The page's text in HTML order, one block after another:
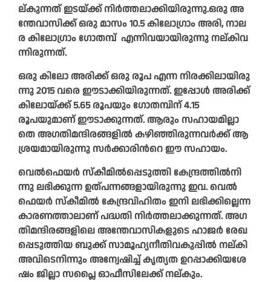
ല്കു​ന്ന​ത് ഇ​ട​യ്ക്ക് നി​ർ​ത്ത​ലാ​ക്കി​യി​രു​ന്നു.ഒ​രു അ​
ന്തേ​വാ​സി​ക്ക് ഒ​രു മാ​സം 10.5 കി​ലോ​ഗ്രാം അ​രി, നാ​ല​
ര കി​ലോ​ഗ്രാം ഗോതമ്പ് എ​ന്നി​വ​യാ​യി​രു​ന്നു ന​ല്കി​വ​
ന്നി​രു​ന്ന​ത്.
ഒ​രു കി​ലോ അ​രി​ക്ക് ഒ​രു രൂ​പ എ​ന്ന നി​ര​ക്കി​ലാ​യി​രു​
ന്നു 2015 വ​രെ ഈ​ടാ​ക്കി​യി​രു​ന്ന​ത്. ഇ​​​​പ്പോ​​​​ൾ അ​​​​രി​​​​ക്ക്
കി​​​​ലോ​​​​യ്ക്ക് 5.65 രൂപയും ഗോ​​​​ത​​​​മ്പി​​​​ന് 4.15
രൂപയുമാണ് ഈ​​​​ടാ​​​​ക്കു​​​​ന്ന​​​​ത്. ആ​​​​രും സ​​​​ഹാ​​​​യ​​​​മി​​​​ല്ലാ​​​​
തെ അ​​​​ഗ​​​​തി​​​​മ​​​​ന്ദി​​​​ര​​​​ങ്ങ​​​​ളി​​​​ൽ ക​​​​ഴി​​​​ഞ്ഞി​​​​രു​​​​ന്ന​​​​വ​​​​ർ​​​​ക്ക് ആ​​​​
ശ്ര​​​​യ​​​​മാ​​​​യി​​​​രു​​​​ന്നു സ​​​​ർ​​​​ക്കാ​​​​രി​​​​ന്‍റെ ഈ ​​​​സ​​​​ഹാ​​​​യം.
വെ​​​​ൽ​​​​ഫെ​​​​യ​​​​ർ സ്കീ​​​​മി​​​​ൽ​​​​പ്പെ​​​​ടു​​​​ത്തി കേ​​​​ന്ദ്ര​​​​ത്തി​​​​ൽനി​​​​
ന്നു ല​​​​ഭി​​​​ക്കു​​​​ന്ന ഉ​​​​ത്പ​​​​ന്ന​​​​ങ്ങ​​​​ളാ​​​​യി​​​​രു​​​​ന്നു ഇ​​​​വ. വെ​​​​ൽ​​​​
ഫെ​​​​യ​​​​ർ സ്കീ​​​​മി​​​​ൽ കേ​​​​ന്ദ്ര​​​​വി​​​​ഹി​​​​തം ഇ​​​​നി ല​​​​ഭി​​​​ക്കി​​​​ല്ലെ​​​​ന്ന
കാ​​​​ര​​​​ണ​​​​ത്താ​​​​ലാ​​​​ണ് പ​​​​ദ്ധ​​​​തി നി​​​​ർ​​​​ത്ത​​​​ലാ​​​​ക്കുന്നത്. ​അ​ഗ​
തി​മ​ന്ദി​ര​ങ്ങ​ളി​ലെ അ​ന്തേ​വാ​സി​ക​ളു​ടെ ഹാ​ജ​ർ രേ​ഖ​
പ്പെ​ടു​ത്തി​യ ബു​ക്ക് സാ​മൂ​ഹ്യ​നീ​തി​വ​കു​പ്പി​ൽ ന​ല്കി
അ​വി​ടെ​നി​ന്നും അ​ന്വേ​ഷി​ച്ച് കൃ​ത്യ​ത ഉ​റ​പ്പാ​ക്കി​യ​ശേ​
ഷം ജി​ല്ലാ സ​പ്ലൈ ഓ​ഫീ​സി​ലേ​ക്ക് ന​ല്കും.